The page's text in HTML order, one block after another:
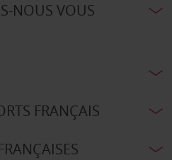
NOUS VOUS
FRANÇAIS